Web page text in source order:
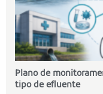
Plano de
tipo de efluente